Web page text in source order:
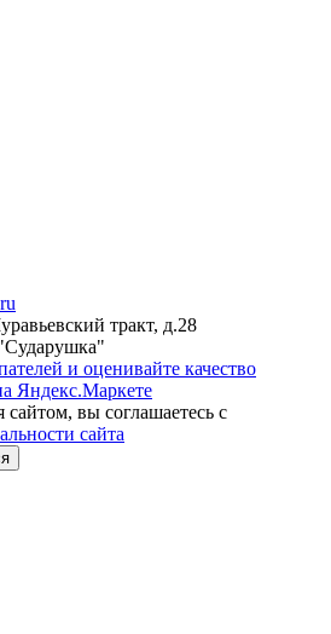
тракт, д.28
сайтом, вы соглашаетесь с
сайта